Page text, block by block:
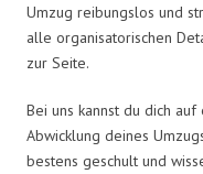
Umzug reibungslos und
alle organisatorischen
zur Seite.
Bei uns kannst du dich
Abwicklung deines
bestens geschult und